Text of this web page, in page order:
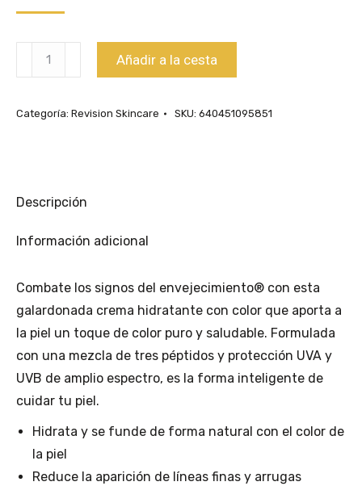
Cantidad
Intellishade
45
Añadir a la cesta
Categoría: Revision Skincare SKU: 640451095851
Descripción
Información adicional
Combate los signos del envejecimiento® con esta
galardonada crema hidratante con color que aporta a
la piel un toque de color puro y saludable. Formulada
con una mezcla de tres péptidos y protección UVA y
UVB de amplio espectro, es la forma inteligente de
cuidar tu piel.
Hidrata y se funde de forma natural con el color de
la piel
Reduce la aparición de líneas finas y arrugas